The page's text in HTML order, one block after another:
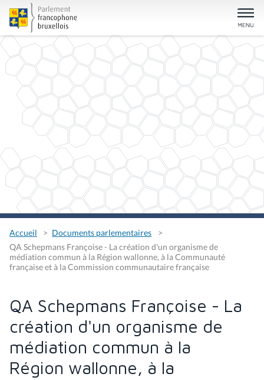
Accueil
Documents parlementaires
QA Schepmans Françoise - La création d'un organisme de
médiation commun à la Région wallonne, à la Communauté
française et à la Commission communautaire française
QA Schepmans Françoise - La
création d'un organisme de
médiation commun à la
Région wallonne, à la